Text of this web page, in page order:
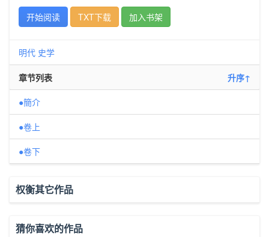
开始阅读
TXT下载 加入书架
明代 史学
章节列表 升序↑
●簡介
●卷上
●卷下
权衡其它作品
猜你喜欢的作品